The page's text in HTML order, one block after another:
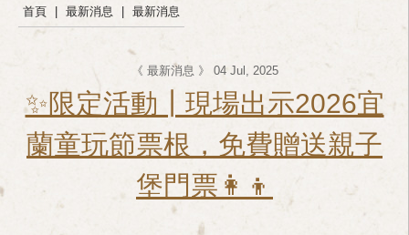
首頁 最新消息 最新消息
《 最新消息 》 04 Jul, 2025
✨限定活動┃現場出示2026宜
蘭童玩節票根，免費贈送親子
堡門票👩‍👦